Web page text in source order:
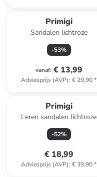
Primigi
Sandalen lichtroze
-53%
vanaf: € 13,99
Adviesprijs (AVP): € 29,90*
Primigi
Leren sandalen lichtroze
-52%
€ 18,99
Adviesprijs (AVP): € 39,90*